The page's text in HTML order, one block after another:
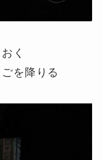
く
を降りる